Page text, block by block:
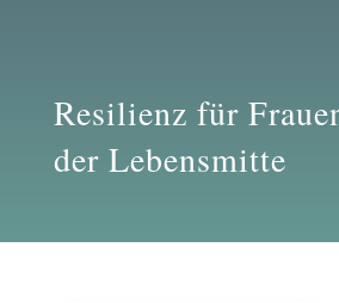
Resilienz für
der Lebensmitte